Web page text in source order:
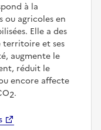
à la
agricoles en
Elle a des
territoire et ses
augmente le
réduit le
encore affecte
2.